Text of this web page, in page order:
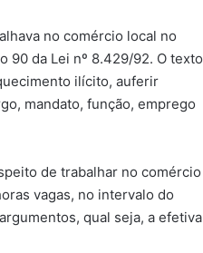
no comércio local no
90 da Lei nº 8.429/92. O texto
ilícito, auferir
mandato, função, emprego
de trabalhar no comércio
vagas, no intervalo do
qual seja, a efetiva